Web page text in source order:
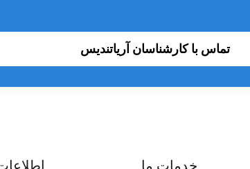
تماس با کارشناسان آریاتندیس
خدمات ما